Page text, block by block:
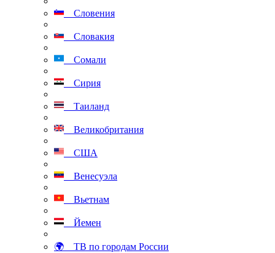
Словения
Словакия
Сомали
Сирия
Таиланд
Великобритания
США
Венесуэла
Вьетнам
Йемен
🌍 ТВ по городам России